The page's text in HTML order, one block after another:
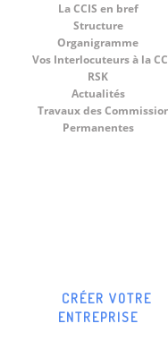
La CCIS en bref
Structure
Organigramme
Vos Interlocuteurs à la
RSK
Actualités
Travaux des
Permanentes
CRÉER VOTRE
ENTREPRISE